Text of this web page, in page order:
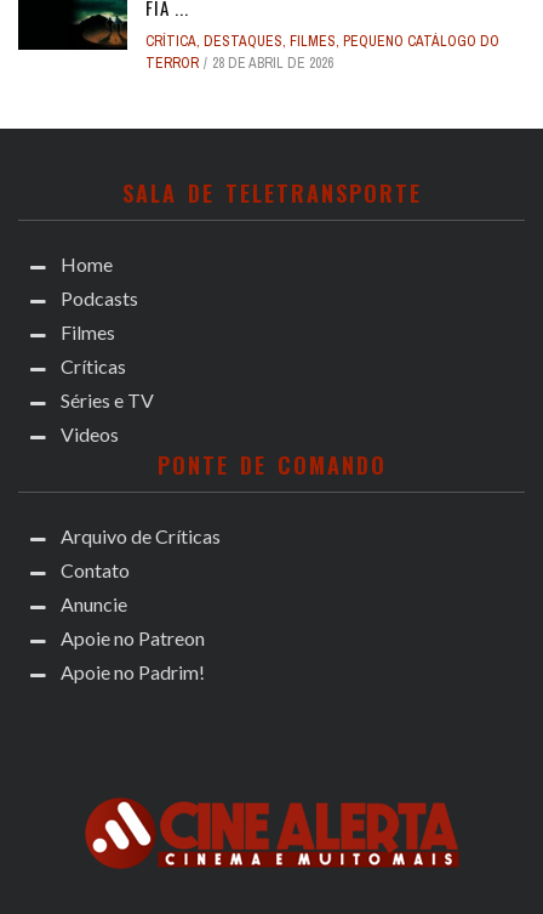
FIA ...
CRÍTICA, DESTAQUES, FILMES, PEQUENO CATÁLOGO DO
TERROR
28 DE ABRIL DE 2026
SALA DE TELETRANSPORTE
Home
Podcasts
Filmes
Críticas
Séries e TV
Videos
PONTE DE COMANDO
Arquivo de Críticas
Contato
Anuncie
Apoie no Patreon
Apoie no Padrim!